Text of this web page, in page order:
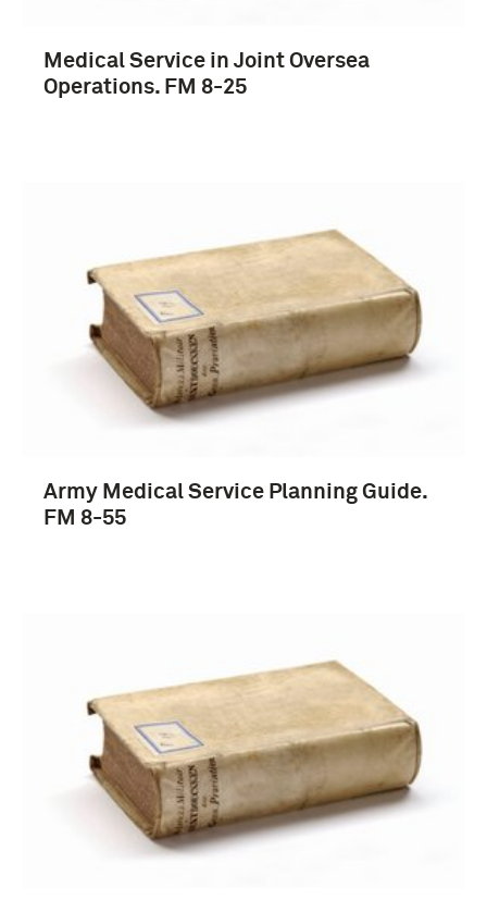
Medical Service in Joint Oversea
Operations. FM 8-25
Army Medical Service Planning Guide.
FM 8-55